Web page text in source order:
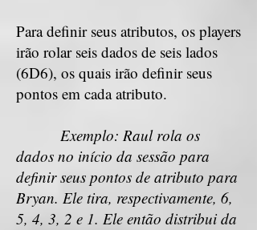
Para definir seus atributos, os players
irão rolar seis dados de seis lados
(6D6), os quais irão definir seus
pontos em cada atributo.
Exemplo: Raul rola os
dados no início da sessão para
definir seus pontos de atributo para
Bryan. Ele tira, respectivamente, 6,
5, 4, 3, 2 e 1. Ele então distribui da